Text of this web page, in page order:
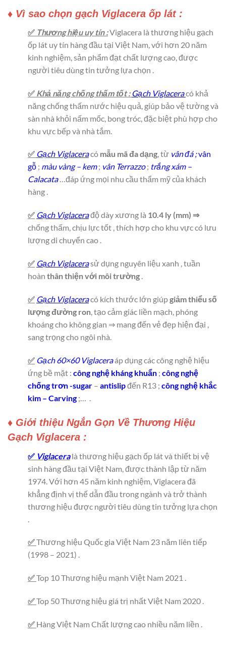
♦ Vì sao chọn gạch Viglacera ốp lát :
✅ Thương hiệu uy tín :Viglacera là thương hiệu gạch
ốp lát uy tín hàng đầu tại Việt Nam, với hơn 20 năm
kinh nghiệm, sản phẩm đạt chất lượng cao, được
người tiêu dùng tin tưởng lựa chọn .
✅ Khả năng chống thấm tốt : Gạch Viglaceracó khả
năng chống thấm nước hiệu quả, giúp bảo vệ tường và
sàn nhà khỏi nấm mốc, bong tróc, đặc biệt phù hợp cho
khu vực bếp và nhà tắm.
✅ Gạch Viglaceracó mẫu mã đa dạng, từ vân đá ;vân
gỗ ; màu vàng – kem; vân Terrazzo; trắng xám –
Calacata…đáp ứng mọi nhu cầu thẩm mỹ của khách
hàng .
✅ Gạch Viglacerađộ dày xương là 10.4 ly (mm) ⇒
chống thấm, chịu lực tốt , thích hợp cho khu vực có lưu
lượng di chuyển cao .
✅ Gạch Viglacerasử dụng nguyên liệu xanh , tuần
hoàn thân thiện với môi trường .
✅ Gạch Viglaceracó kích thước lớn giúpgiảm thiểu số
lượng đường ron, tạo cảm giác liền mạch, phóng
khoáng cho không gian ⇒ mang đến vẻ đẹp hiện đại ,
sang trọng cho ngôi nhà.
✅ Gạch 60×60 Viglaceraáp dụng các công nghệ hiệu
ứng bề mặt : công nghệ kháng khuẩn ; công nghệ
chống trơn -sugar – antislipđến R13 ; công nghệ khắc
kim – Carving;…
♦ Giới thiệu Ngắn Gọn Về Thương Hiệu
Gạch Viglacera :
✅ Viglaceralà thương hiệu gạch ốp lát và thiết bị vệ
sinh hàng đầu tại Việt Nam, được thành lập từ năm
1974. Với hơn 45 năm kinh nghiệm, Viglacera đã
khẳng định vị thế dẫn đầu trong ngành và trở thành
thương hiệu được người tiêu dùng tin tưởng lựa chọn
✅Thương hiệu Quốc gia Việt Nam 23 năm liên tiếp
(1998 – 2021) .
✅Top 10 Thương hiệu mạnh Việt Nam 2021 .
✅Top 50 Thương hiệu giá trị nhất Việt Nam 2020 .
✅ Hàng Việt Nam Chất lượng cao nhiều năm liền .